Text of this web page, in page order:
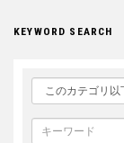
KEYWORD SEARCH